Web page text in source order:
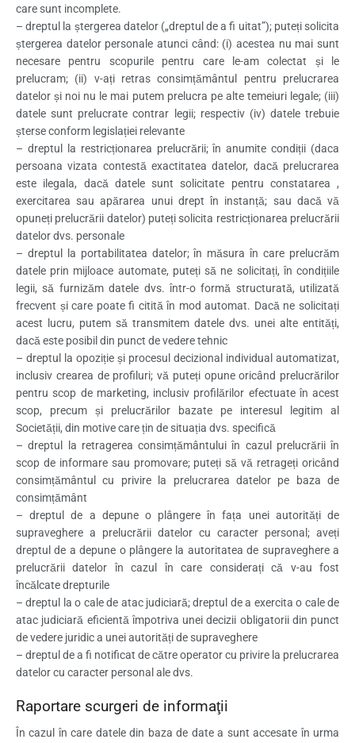
care sunt incomplete.
– dreptul la ștergerea datelor („dreptul de a fi uitat”); puteți solicita
ștergerea datelor personale atunci când: (i) acestea nu mai sunt
necesare pentru scopurile pentru care le-am colectat și le
prelucram; (ii) v-ați retras consimțământul pentru prelucrarea
datelor și noi nu le mai putem prelucra pe alte temeiuri legale; (iii)
datele sunt prelucrate contrar legii; respectiv (iv) datele trebuie
șterse conform legislației relevante
– dreptul la restricționarea prelucrării; în anumite condiții (daca
persoana vizata contestă exactitatea datelor, dacă prelucrarea
este ilegala, dacă datele sunt solicitate pentru constatarea ,
exercitarea sau apărarea unui drept în instanță; sau dacă vă
opuneți prelucrării datelor) puteți solicita restricționarea prelucrării
datelor dvs. personale
– dreptul la portabilitatea datelor; în măsura în care prelucrăm
datele prin mijloace automate, puteți să ne solicitați, în condițiile
legii, să furnizăm datele dvs. într-o formă structurată, utilizată
frecvent și care poate fi citită în mod automat. Dacă ne solicitați
acest lucru, putem să transmitem datele dvs. unei alte entități,
dacă este posibil din punct de vedere tehnic
– dreptul la opoziție și procesul decizional individual automatizat,
inclusiv crearea de profiluri; vă puteți opune oricând prelucrărilor
pentru scop de marketing, inclusiv profilărilor efectuate în acest
scop, precum și prelucrărilor bazate pe interesul legitim al
Societății, din motive care țin de situația dvs. specifică
– dreptul la retragerea consimțământului în cazul prelucrării în
scop de informare sau promovare; puteți să vă retrageți oricând
consimțământul cu privire la prelucrarea datelor pe baza de
consimțământ
– dreptul de a depune o plângere în fața unei autorități de
supraveghere a prelucrării datelor cu caracter personal; aveți
dreptul de a depune o plângere la autoritatea de supraveghere a
prelucrării datelor în cazul în care considerați că v-au fost
încălcate drepturile
– dreptul la o cale de atac judiciară; dreptul de a exercita o cale de
atac judiciară eficientă împotriva unei decizii obligatorii din punct
de vedere juridic a unei autorități de supraveghere
– dreptul de a fi notificat de către operator cu privire la prelucrarea
datelor cu caracter personal ale dvs.
Raportare scurgeri de informaţii
În cazul în care datele din baza de date a sunt accesate în urma